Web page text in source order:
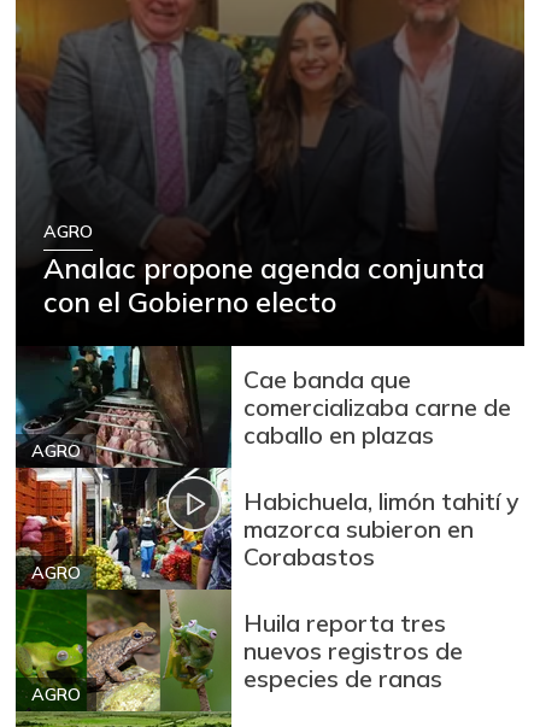
AGRO
Analac propone agenda conjunta
con el Gobierno electo
AGRO
Cae banda que
comercializaba carne de
caballo en plazas
AGRO
Habichuela, limón tahití y
mazorca subieron en
Corabastos
AGRO
Huila reporta tres
nuevos registros de
especies de ranas